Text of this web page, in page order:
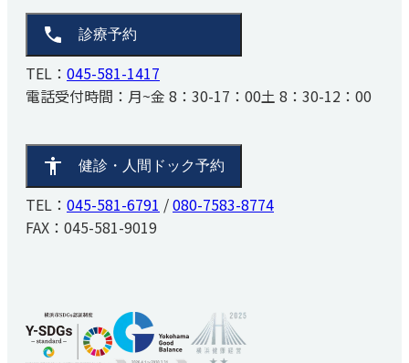
診療予約
TEL： 045-581-1417
電話受付時間： 月~金 8：30-17：00土 8：30-12：00
健診・人間ドック予約
TEL： 045-581-6791 /080-7583-8774
FAX：045-581-9019